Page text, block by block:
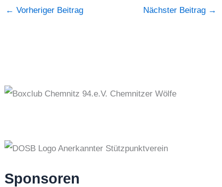
Sponsoren
← Vorheriger Beitrag Nächster Beitrag →